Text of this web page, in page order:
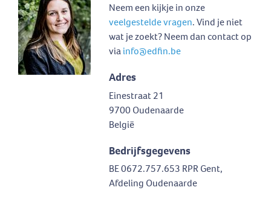
Neem een kijkje in onze
veelgestelde vragen. Vind je niet
wat je zoekt? Neem dan contact op
viainfo@edfin.be
Adres
Einestraat 21
9700 Oudenaarde
België
Bedrijfsgegevens
BE 0672.757.653 RPR Gent,
Afdeling Oudenaarde